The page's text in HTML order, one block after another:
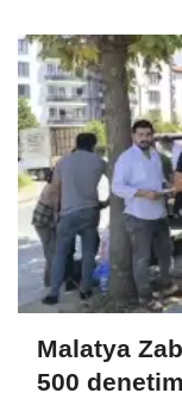
Malatya
500 denetim